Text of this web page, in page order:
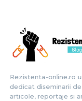
Rezistenta-online.ro
dedicat diseminarii
articole, reportaje si